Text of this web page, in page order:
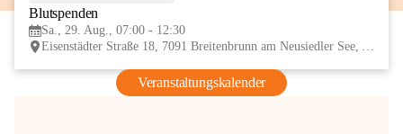
Blutspenden
Sa., 29. Aug., 07:00 - 12:30
Eisenstädter Straße 18, 7091 Breitenbrunn am Neusiedler See, AUT
Veranstaltungskalender